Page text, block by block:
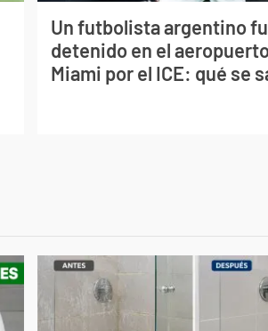
Un futbolista argentino
detenido en el
Miami por el ICE: qué se